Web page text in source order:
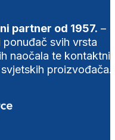
partner od 1957. –
svih vrsta
naočala te
proizvođača.